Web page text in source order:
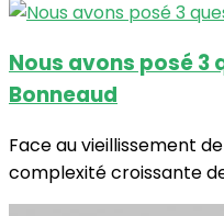
Nous avons posé 3
Bonneaud
Face au vieillissement
complexité croissante